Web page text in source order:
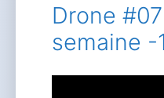
Drone
semaine -